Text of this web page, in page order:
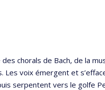
chorals de Bach, de la
voix émergent et
serpentent vers le golfe